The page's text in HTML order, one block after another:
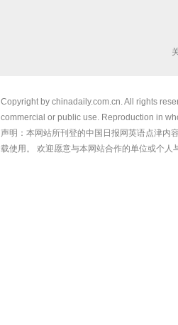
Copyright by chinadaily.com.cn. All rights
commercial or public use. Reproduction in
声明：本网站所刊登的中国日报网英语点津内
载使用。 欢迎愿意与本网站合作的单位或个人